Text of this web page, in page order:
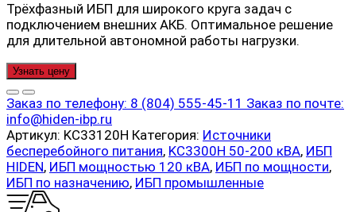
Трёхфазный ИБП для широкого круга задач с
подключением внешних АКБ. Оптимальное решение
для длительной автономной работы нагрузки.
Узнать цену
Заказ по телефону: 8 (804) 555-45-11 Заказ по почте:
info@hiden-ibp.ru
Артикул: KC33120H Категория: Источники
бесперебойного питания, KC3300H 50-200 кВА, ИБП
HIDEN, ИБП мощностью 120 кВА, ИБП по мощности,
ИБП по назначению, ИБП промышленные